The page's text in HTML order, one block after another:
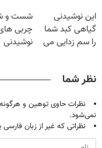
این نوشیدنی
گیاهی کبد شما
را سم زدایی می
شست و
چربی
نوشیدنی
نظر شما
نظرات حاوی توهین و
نمی‌شود.
نظراتی که غیر از زبان